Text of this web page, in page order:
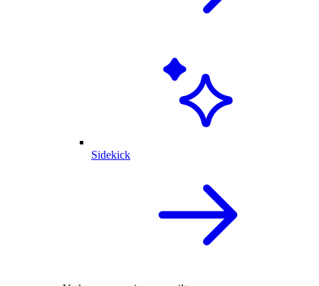
Sidekick